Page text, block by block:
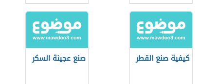
كيفية صنع القطر صنع عجينة السكر